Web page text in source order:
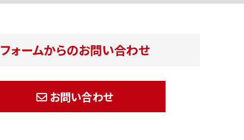
フォームからのお問い合わせ
お問い合わせ